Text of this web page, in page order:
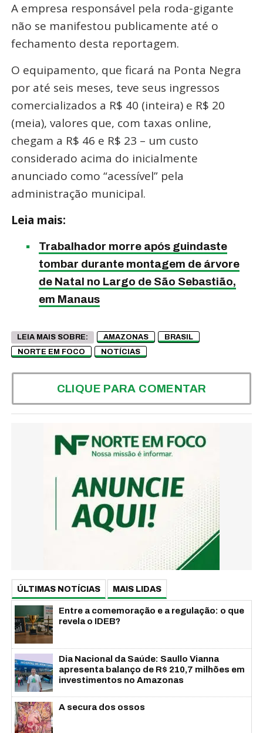
A empresa responsável pela roda-gigante
não se manifestou publicamente até o
fechamento desta reportagem.
O equipamento, que ficará na Ponta Negra
por até seis meses, teve seus ingressos
comercializados a R$ 40 (inteira) e R$ 20
(meia), valores que, com taxas online,
chegam a R$ 46 e R$ 23 – um custo
considerado acima do inicialmente
anunciado como “acessível” pela
administração municipal.
Leia mais:
Trabalhador morre após guindaste
tombar durante montagem de árvore
de Natal no Largo de São Sebastião,
em Manaus
LEIA MAIS SOBRE: AMAZONAS
BRASIL
NORTE EM FOCO
NOTÍCIAS
CLIQUE PARA COMENTAR
ÚLTIMAS NOTÍCIAS MAIS LIDAS
Entre a comemoração e a regulação: o que
revela o IDEB?
Dia Nacional da Saúde: Saullo Vianna
apresenta balanço de R$ 210,7 milhões em
investimentos no Amazonas
A secura dos ossos